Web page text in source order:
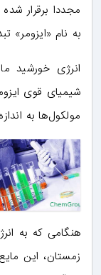
مجددا برقرار
به نام «ایزومر»
انرژی خورشید
شیمیای قوی
مولکول‌ها به
هنگامی که به
زمستان، این